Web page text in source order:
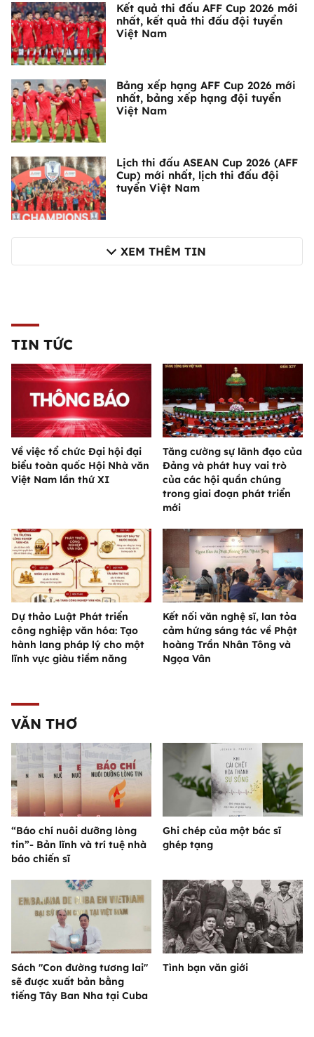
Kết quả thi đấu AFF Cup 2026 mới
nhất, kết quả thi đấu đội tuyển
Việt Nam
Bảng xếp hạng AFF Cup 2026 mới
nhất, bảng xếp hạng đội tuyển
Việt Nam
Lịch thi đấu ASEAN Cup 2026 (AFF
Cup) mới nhất, lịch thi đấu đội
tuyển Việt Nam
XEM THÊM TIN
TIN TỨC
Về việc tổ chức Đại hội đại
biểu toàn quốc Hội Nhà văn
Việt Nam lần thứ XI
Tăng cường sự lãnh đạo của
Đảng và phát huy vai trò
của các hội quần chúng
trong giai đoạn phát triển
mới
Dự thảo Luật Phát triển
công nghiệp văn hóa: Tạo
hành lang pháp lý cho một
lĩnh vực giàu tiềm năng
Kết nối văn nghệ sĩ, lan tỏa
cảm hứng sáng tác về Phật
hoàng Trần Nhân Tông và
Ngọa Vân
VĂN THƠ
“Báo chí nuôi dưỡng lòng
tin”- Bản lĩnh và trí tuệ nhà
báo chiến sĩ
Ghi chép của một bác sĩ
ghép tạng
Sách "Con đường tương lai"
sẽ được xuất bản bằng
tiếng Tây Ban Nha tại Cuba
Tình bạn văn giới